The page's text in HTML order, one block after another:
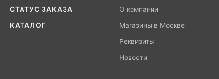
СТАТУС ЗАКАЗА
КАТАЛОГ
О компании
Магазины в Москве
Реквизиты
Новости